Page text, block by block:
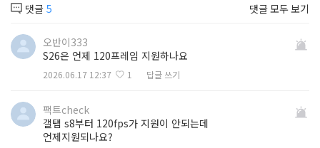
댓글 5 댓글 모두 보기
오반이333
S26은 언제 120프레임 지원하나요
2026.06.17 12:37 1 답글 쓰기
팩트check
갤탭 s8부터 120fps가 지원이 안되는데
언제지원되나요?